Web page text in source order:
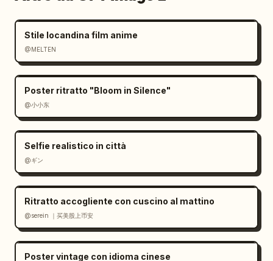
Stile locandina film anime
@MELTEN
Poster ritratto "Bloom in Silence"
@小小东
Selfie realistico in città
@ギン
Ritratto accogliente con cuscino al mattino
@serein ｜买美股上币安
Poster vintage con idioma cinese